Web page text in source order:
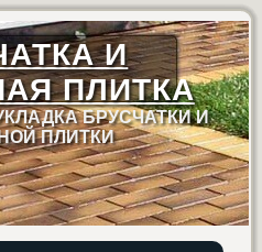
И
ПЛИТКА
БРУСЧАТКИ И
ПЛИТКИ